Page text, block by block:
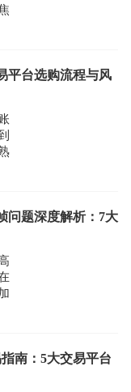
下载安装完即可 第五
听大师1.4.1.8，点
用了
平台选购流程与风
问题深度解析：7大
南：5大交易平台